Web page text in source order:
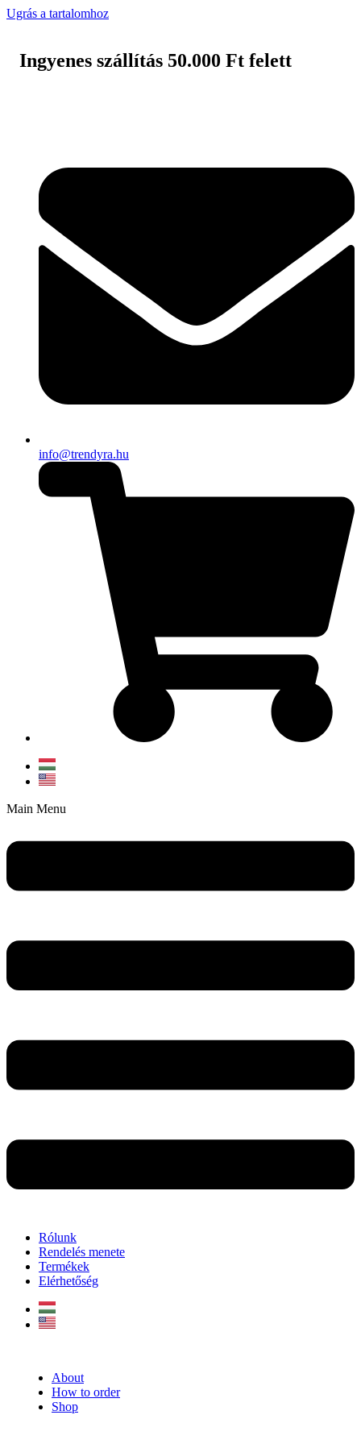
Ugrás a tartalomhoz
Ingyenes szállítás 50.000 Ft felett
info@trendyra.hu
Main Menu
Rólunk
Rendelés menete
Termékek
Elérhetőség
About
How to order
Shop